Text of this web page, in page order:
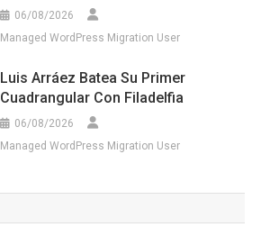
06/08/2026
Managed WordPress Migration User
Luis Arráez Batea Su Primer
Cuadrangular Con Filadelfia
06/08/2026
Managed WordPress Migration User